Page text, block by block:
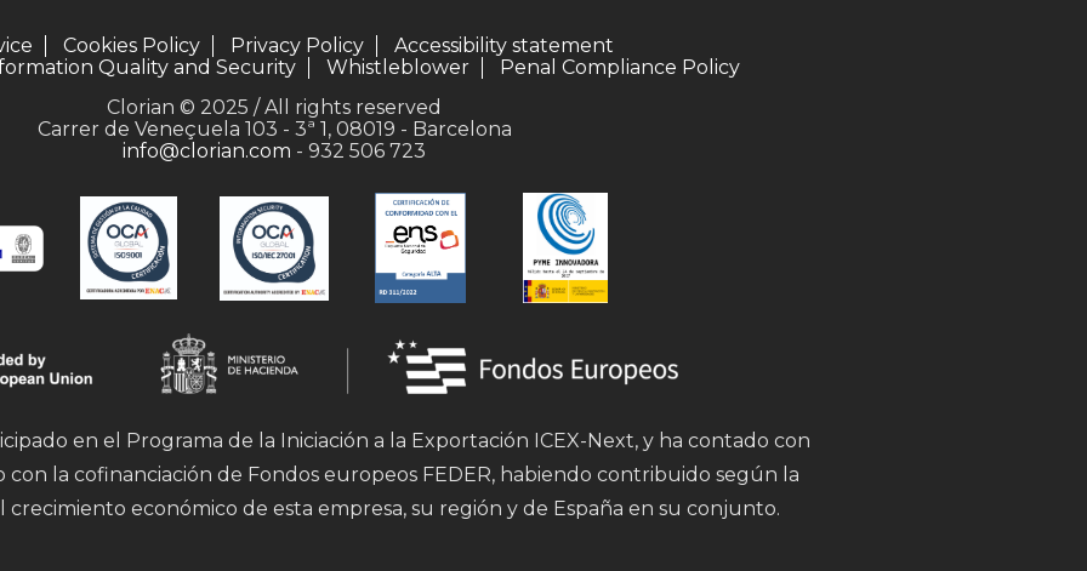
Cookies Policy Privacy Policy
Accessibility statement
Quality and Security
Whistleblower
Penal Compliance Policy
Clorian © 2025 / All rights reserved
Carrer de Veneçuela 103 - 3ª 1, 08019 - Barcelona
info@clorian.com - 932 506 723
en el Programa de la Iniciación a la Exportación ICEX-Next, y ha contado con
con la cofinanciación de Fondos europeos FEDER, habiendo contribuido según la
crecimiento económico de esta empresa, su región y de España en su conjunto.